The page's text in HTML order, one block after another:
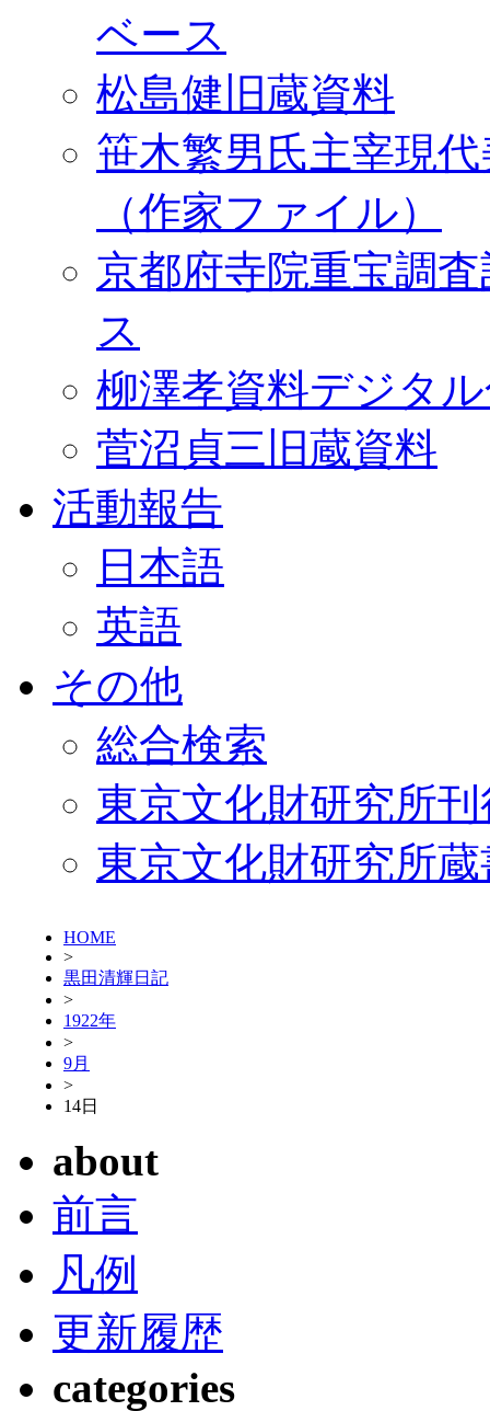
ベース
松島健旧蔵資料
笹木繁男氏主宰現
（作家ファイル）
京都府寺院重宝調
ス
柳澤孝資料デジタ
菅沼貞三旧蔵資料
活動報告
日本語
英語
その他
総合検索
東京文化財研究所
東京文化財研究所
HOME
>
黒田清輝日記
>
1922年
>
9月
>
14日
about
前言
凡例
更新履歴
categories